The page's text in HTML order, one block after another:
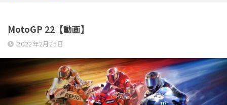
MotoGP 22【動画】
2022年2月25日